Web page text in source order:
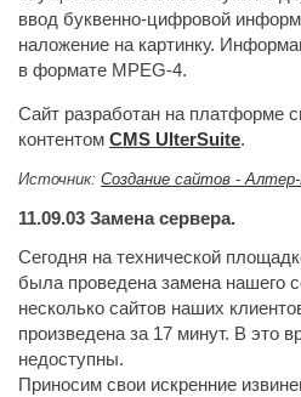
ввод буквенно-цифровой
наложение на картинку.
в формате MPEG-4.
Сайт разработан на платформе
контентом CMS UlterSuite.
Источник: Создание сайтов -
11.09.03 Замена сервера.
Сегодня на технической
была проведена замена нашего
несколько сайтов наших
произведена за 17 минут. В это
недоступны.
Приносим свои искренние